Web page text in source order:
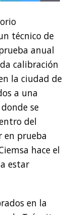
técnico de
anual
calibración
la ciudad de
a una
se
del
en prueba
hace el
estar
en la